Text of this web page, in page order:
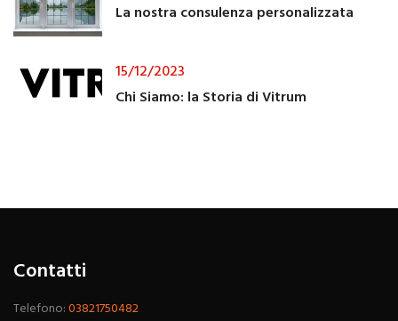
La nostra consulenza personalizzata
15/12/2023
Chi Siamo: la Storia di Vitrum
Contatti
Telefono:03821750482